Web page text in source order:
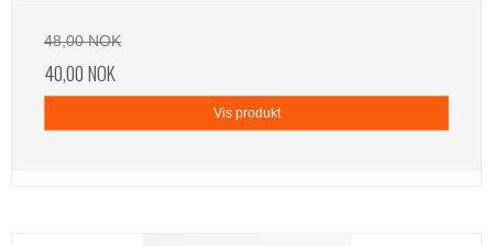
48,00 NOK
40,00 NOK
Vis produkt